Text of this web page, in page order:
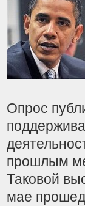
Опрос
прошлым
Таковой
мае